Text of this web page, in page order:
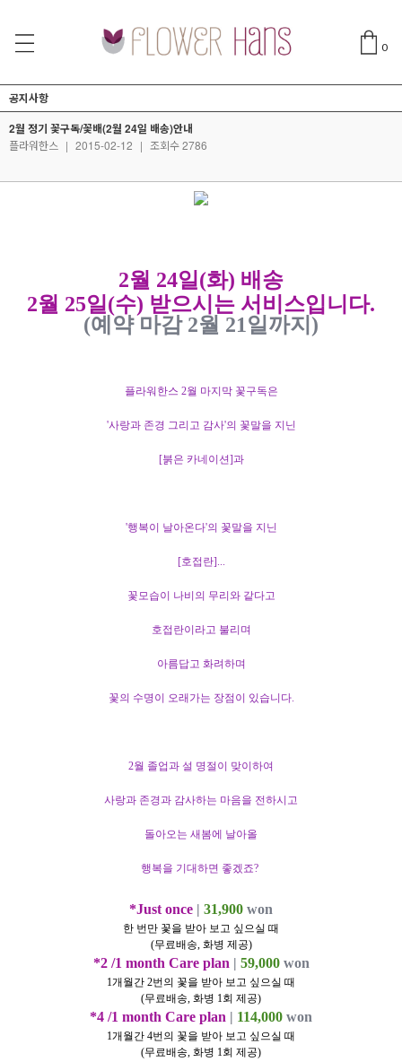
0
공지사항
2월 정기 꽃구독/꽃배(2월 24일 배송)안내
플라워한스 | 2015-02-12 | 조회수 2786
2월 24일(화) 배송
2월 25일(수) 받으시는 서비스입니다.
(예약 마감 2월 21일까지 )
플라워한스 2월 마지막 꽃구독은
'사랑과 존경 그리고 감사'의 꽃말을 지닌
[붉은 카네이션]과
'행복이 날아온다'의 꽃말을 지닌
[호접란]...
꽃모습이 나비의 무리와 같다고
호접란이라고 불리며
아름답고 화려하며
꽃의 수명이 오래가는 장점이 있습니다.​
2월 졸업과 설 명절이 맞이하여
사랑과 존경과 감사하는 마음을 전하시고
돌아오는 새봄에 날아올
행복을 기대하면 좋겠죠?
*Just once | 31,900 won
한 번만 꽃을 받아 보고 싶으실 때
(무료배송, 화병 제공)
*2 /1 month Care plan | 59,000 won
1개월간 2번의 꽃을 받아 보고 싶으실 때
(무료배송, 화병 1회 제공)
*4 /1 month Care plan | 114,000 won
1개월간 4번의 꽃을 받아 보고 싶으실 때
(무료배송, 화병 1회 제공)